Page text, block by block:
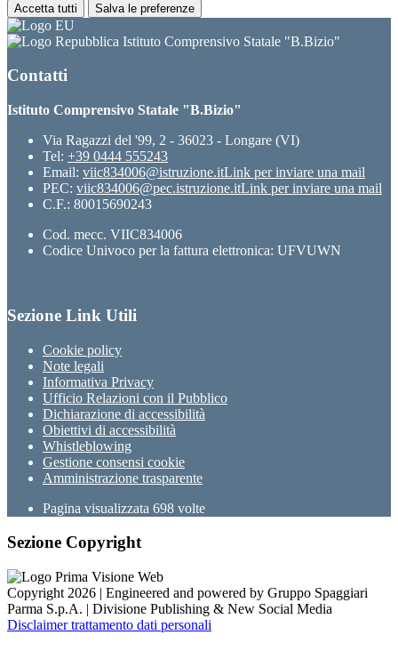
Accetta tutti Salva le preferenze
Istituto Comprensivo Statale "B.Bizio"
Contatti
Istituto Comprensivo Statale "B.Bizio"
Via Ragazzi del '99, 2 - 36023 - Longare (VI)
Tel: +39 0444 555243
Email: viic834006@istruzione.itLink per inviare una mail
PEC: viic834006@pec.istruzione.itLink per inviare una mail
C.F.: 80015690243
Cod. mecc. VIIC834006
Codice Univoco per la fattura elettronica: UFVUWN
Sezione Link Utili
Cookie policy
Note legali
Informativa Privacy
Ufficio Relazioni con il Pubblico
Dichiarazione di accessibilità
Obiettivi di accessibilità
Whistleblowing
Gestione consensi cookie
Amministrazione trasparente
Pagina visualizzata 698 volte
Sezione Copyright
Copyright 2026 | Engineered and powered by Gruppo Spaggiari
Parma S.p.A. | Divisione Publishing & New Social Media
Disclaimer trattamento dati personali